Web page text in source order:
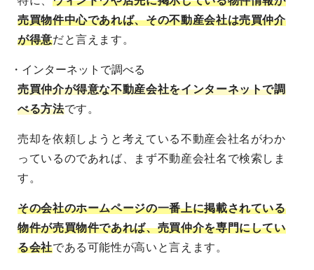
売買物件中心であれば、その不動産会社は売買仲介
が得意だと言えます。
・インターネットで調べる
売買仲介が得意な不動産会社をインターネットで調
べる方法です。
売却を依頼しようと考えている不動産会社名がわか
っているのであれば、まず不動産会社名で検索しま
す。
その会社のホームページの一番上に掲載されている
物件が売買物件であれば、売買仲介を専門にしてい
る会社である可能性が高いと言えます。